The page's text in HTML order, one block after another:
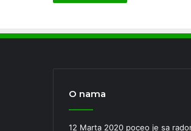
O nama
12 Marta 2020 poceo je sa